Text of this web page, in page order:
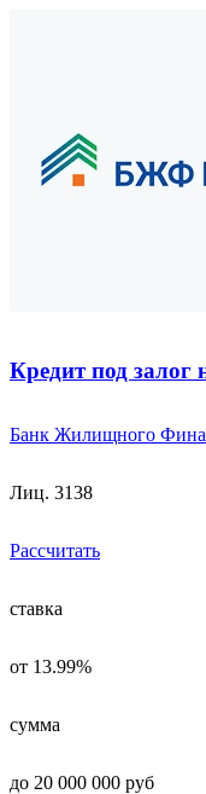
Кредит под
Банк Жилищного
Лиц. 3138
Рассчитать
ставка
от 13.99%
сумма
до 20 000 000 руб